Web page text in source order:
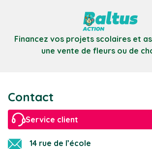
Financez vos projets scolaires et
une vente de fleurs ou de
Contact
Service client
14 rue de l’école